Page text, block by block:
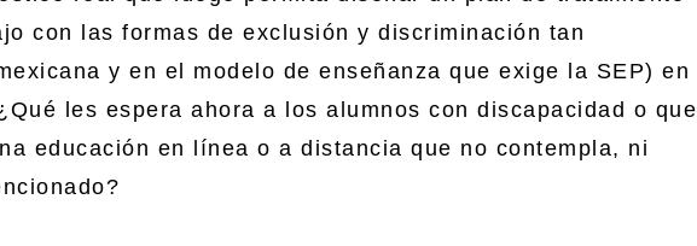
con las formas de exclusión y discriminación tan
y en el modelo de enseñanza que exige la SEP) en
les espera ahora a los alumnos con discapacidad o que
educación en línea o a distancia que no contempla, ni